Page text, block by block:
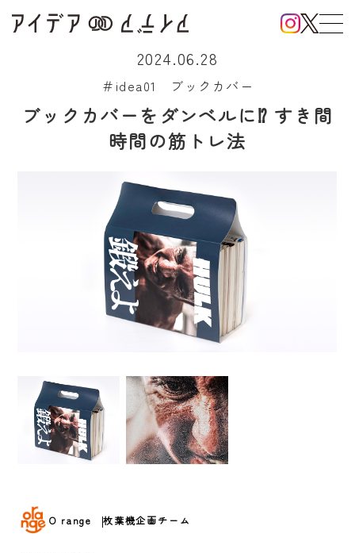
2024.06.28
＃idea01 ブックカバー
ブックカバーをダンベルに⁉ すき間
時間の筋トレ法
O range 枚葉機企画チーム